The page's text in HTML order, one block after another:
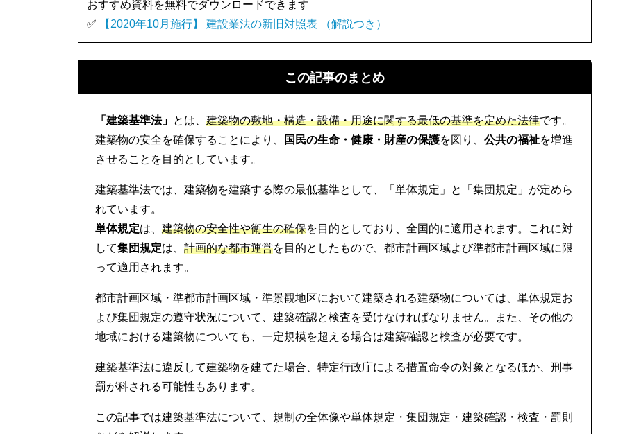
b
o
k
おすすめ資料を無料でダウンロードできます
✅
【2020年10月施行】 建設業法の新旧対照表 （解説つき）
この記事のまとめ
「建築基準法」 とは、 建築物の敷地・構造・設備・用途に関する最低の基準を定めた法律です。
建築物の安全を確保することにより、
国民の生命・健康・財産の保護を図り、 公共の福祉を増進
させることを目的としています。
建築基準法では、建築物を建築する際の最低基準として、「単体規定」と「集団規定」が定めら
れています。
単体規定は、 建築物の安全性や衛生の確保を目的としており、全国的に適用されます。これに対
して集団規定は、 計画的な都市運営を目的としたもので、都市計画区域よび準都市計画区域に限
って適用されます。
都市計画区域・準都市計画区域・準景観地区において建築される建築物については、単体規定お
よび集団規定の遵守状況について、建築確認と検査を受けなければなりません。また、その他の
地域における建築物についても、一定規模を超える場合は建築確認と検査が必要です。
建築基準法に違反して建築物を建てた場合、特定行政庁による措置命令の対象となるほか、刑事
罰が科される可能性もあります。
この記事では建築基準法について、規制の全体像や単体規定・集団規定・建築確認・検査・罰則